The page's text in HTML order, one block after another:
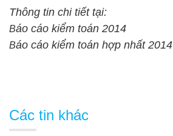
Thông tin chi tiết tại:
Báo cáo kiểm toán 2014
Báo cáo kiểm toán hợp nhất 2014
Các tin khác